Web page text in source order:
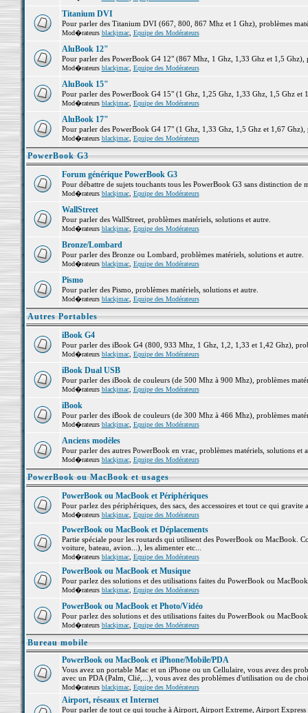
Titanium DVI
Pour parler des Titanium DVI (667, 800, 867 Mhz et 1 Ghz), problèmes
Mod�rateurs blackjmac, Equipe des Modérateurs
AluBook 12"
Pour parler des PowerBook G4 12" (867 Mhz, 1 Ghz, 1,33 Ghz et 1,5 Ghz),
Mod�rateurs blackjmac, Equipe des Modérateurs
AluBook 15"
Pour parler des PowerBook G4 15" (1 Ghz, 1,25 Ghz, 1,33 Ghz, 1,5 Ghz et
Mod�rateurs blackjmac, Equipe des Modérateurs
AluBook 17"
Pour parler des PowerBook G4 17" (1 Ghz, 1,33 Ghz, 1,5 Ghz et 1,67 Ghz),
Mod�rateurs blackjmac, Equipe des Modérateurs
PowerBook G3
Forum générique PowerBook G3
Pour débattre de sujets touchants tous les PowerBook G3 sans distinction de
Mod�rateurs blackjmac, Equipe des Modérateurs
WallStreet
Pour parler des WallStreet, problèmes matériels, solutions et autre.
Mod�rateurs blackjmac, Equipe des Modérateurs
Bronze/Lombard
Pour parler des Bronze ou Lombard, problèmes matériels, solutions et autre.
Mod�rateurs blackjmac, Equipe des Modérateurs
Pismo
Pour parler des Pismo, problèmes matériels, solutions et autre.
Mod�rateurs blackjmac, Equipe des Modérateurs
Autres Portables
iBook G4
Pour parler des iBook G4 (800, 933 Mhz, 1 Ghz, 1,2, 1,33 et 1,42 Ghz),
Mod�rateurs blackjmac, Equipe des Modérateurs
iBook Dual USB
Pour parler des iBook de couleurs (de 500 Mhz à 900 Mhz), problèmes
Mod�rateurs blackjmac, Equipe des Modérateurs
iBook
Pour parler des iBook de couleurs (de 300 Mhz à 466 Mhz), problèmes
Mod�rateurs blackjmac, Equipe des Modérateurs
Anciens modèles
Pour parler des autres PowerBook en vrac, problèmes matériels, solutions et
Mod�rateurs blackjmac, Equipe des Modérateurs
PowerBook ou MacBook et usages
PowerBook ou MacBook et Périphériques
Pour parlez des périphériques, des sacs, des accessoires et tout ce qui
Mod�rateurs blackjmac, Equipe des Modérateurs
PowerBook ou MacBook et Déplacements
Partie spéciale pour les routards qui utilisent des PowerBook ou MacBook.
voiture, bateau, avion...), les alimenter etc...
Mod�rateurs blackjmac, Equipe des Modérateurs
PowerBook ou MacBook et Musique
Pour parlez des solutions et des utilisations faites du PowerBook ou
Mod�rateurs blackjmac, Equipe des Modérateurs
PowerBook ou MacBook et Photo/Vidéo
Pour parlez des solutions et des utilisations faites du PowerBook ou
Mod�rateurs blackjmac, Equipe des Modérateurs
Bureau mobile
PowerBook ou MacBook et iPhone/Mobile/PDA
Vous avez un portable Mac et un iPhone ou un Cellulaire, vous avez des
avec un PDA (Palm, Clié,...), vous avez des problèmes d'utilisation ou de
Mod�rateurs blackjmac, Equipe des Modérateurs
Airport, réseaux et Internet
Pour parler de tout ce qui touche à Airport, Airport Extreme, Airport